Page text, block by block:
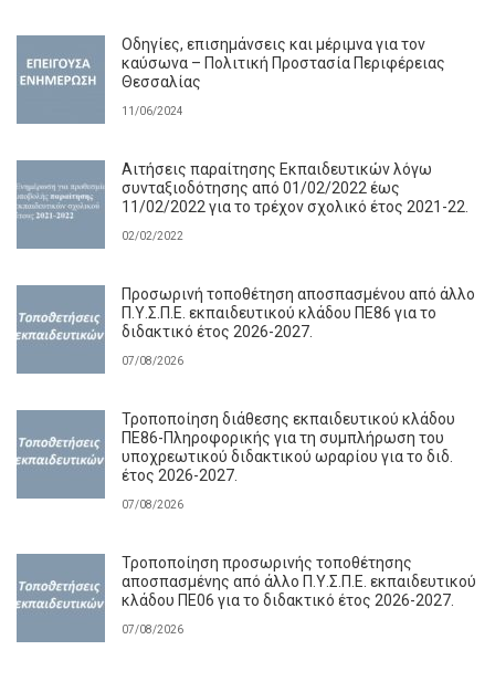
Οδηγίες, επισημάνσεις και μέριμνα για τον
καύσωνα – Πολιτική Προστασία Περιφέρειας
Θεσσαλίας
11/06/2024
Αιτήσεις παραίτησης Εκπαιδευτικών λόγω
συνταξιοδότησης από 01/02/2022 έως
11/02/2022 για το τρέχον σχολικό έτος 2021-22.
02/02/2022
Προσωρινή τοποθέτηση αποσπασμένου από άλλο
Π.Υ.Σ.Π.Ε. εκπαιδευτικού κλάδου ΠΕ86 για το
διδακτικό έτος 2026-2027.
07/08/2026
Τροποποίηση διάθεσης εκπαιδευτικού κλάδου
ΠΕ86-Πληροφορικής για τη συμπλήρωση του
υποχρεωτικού διδακτικού ωραρίου για το διδ.
έτος 2026-2027.
07/08/2026
Τροποποίηση προσωρινής τοποθέτησης
αποσπασμένης από άλλο Π.Υ.Σ.Π.Ε. εκπαιδευτικού
κλάδου ΠΕ06 για το διδακτικό έτος 2026-2027.
07/08/2026